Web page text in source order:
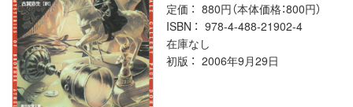
定価
880円（本体価格：800円）
ISBN
978-4-488-21902-4
在庫なし
初版
2006年9月29日